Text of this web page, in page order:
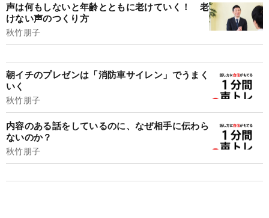
声は何もしないと年齢とともに老けていく！ 老
けない声のつくり方
秋竹朋子
朝イチのプレゼンは「消防車サイレン」でうまく
いく
秋竹朋子
内容のある話をしているのに、なぜ相手に伝わら
ないのか？
秋竹朋子